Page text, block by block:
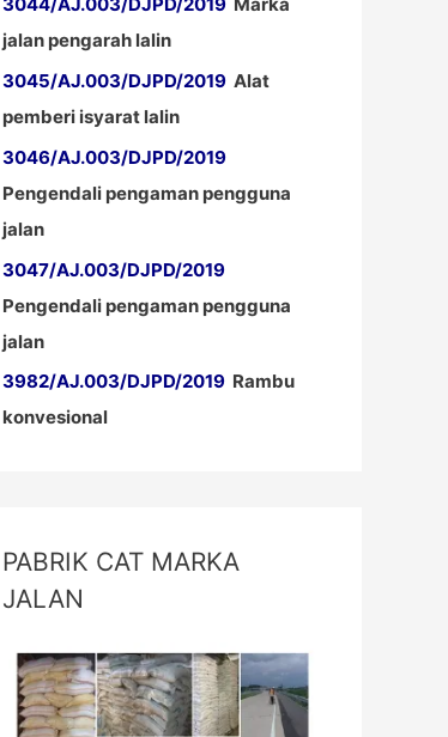
jalan pengarah lalin
3045/AJ.003/DJPD/2019 Alat
pemberi isyarat lalin
3046/AJ.003/DJPD/2019
Pengendali pengaman pengguna
jalan
3047/AJ.003/DJPD/2019
Pengendali pengaman pengguna
jalan
3982/AJ.003/DJPD/2019 Rambu
konvesional
PABRIK CAT MARKA
JALAN